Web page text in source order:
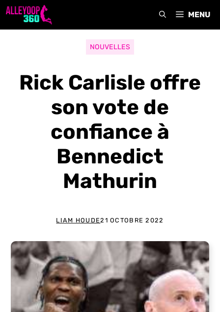
Aller
MENU
NOUVELLES
Rick Carlisle offre
son vote de
confiance à
Bennedict
Mathurin
LIAM HOUDE21 OCTOBRE 2022